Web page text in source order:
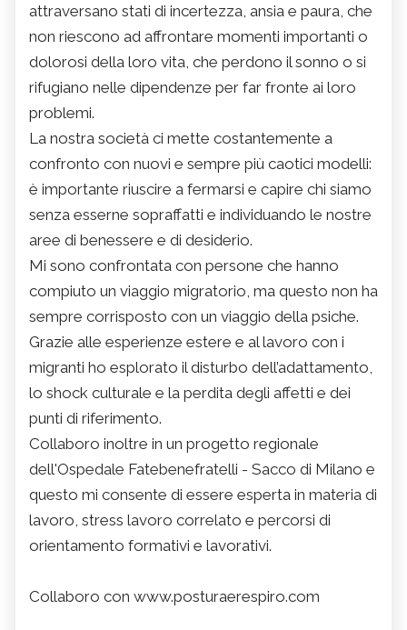
attraversano stati di incertezza, ansia e paura, che
non riescono ad affrontare momenti importanti o
dolorosi della loro vita, che perdono il sonno o si
rifugiano nelle dipendenze per far fronte ai loro
problemi.
La nostra società ci mette costantemente a
confronto con nuovi e sempre più caotici modelli:
è importante riuscire a fermarsi e capire chi siamo
senza esserne sopraffatti e individuando le nostre
aree di benessere e di desiderio.
Mi sono confrontata con persone che hanno
compiuto un viaggio migratorio, ma questo non ha
sempre corrisposto con un viaggio della psiche.
Grazie alle esperienze estere e al lavoro con i
migranti ho esplorato il disturbo dell’adattamento,
lo shock culturale e la perdita degli affetti e dei
punti di riferimento.
Collaboro inoltre in un progetto regionale
dell'Ospedale Fatebenefratelli - Sacco di Milano e
questo mi consente di essere esperta in materia di
lavoro, stress lavoro correlato e percorsi di
orientamento formativi e lavorativi.
Collaboro con www.posturaerespiro.com